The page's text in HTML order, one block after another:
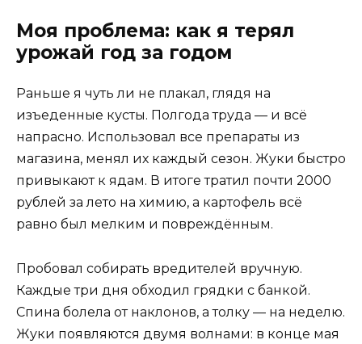
Моя проблема: как я терял
урожай год за годом
Раньше я чуть ли не плакал, глядя на
изъеденные кусты. Полгода труда — и всё
напрасно. Использовал все препараты из
магазина, менял их каждый сезон. Жуки быстро
привыкают к ядам. В итоге тратил почти 2000
рублей за лето на химию, а картофель всё
равно был мелким и повреждённым.
Пробовал собирать вредителей вручную.
Каждые три дня обходил грядки с банкой.
Спина болела от наклонов, а толку — на неделю.
Жуки появляются двумя волнами: в конце мая